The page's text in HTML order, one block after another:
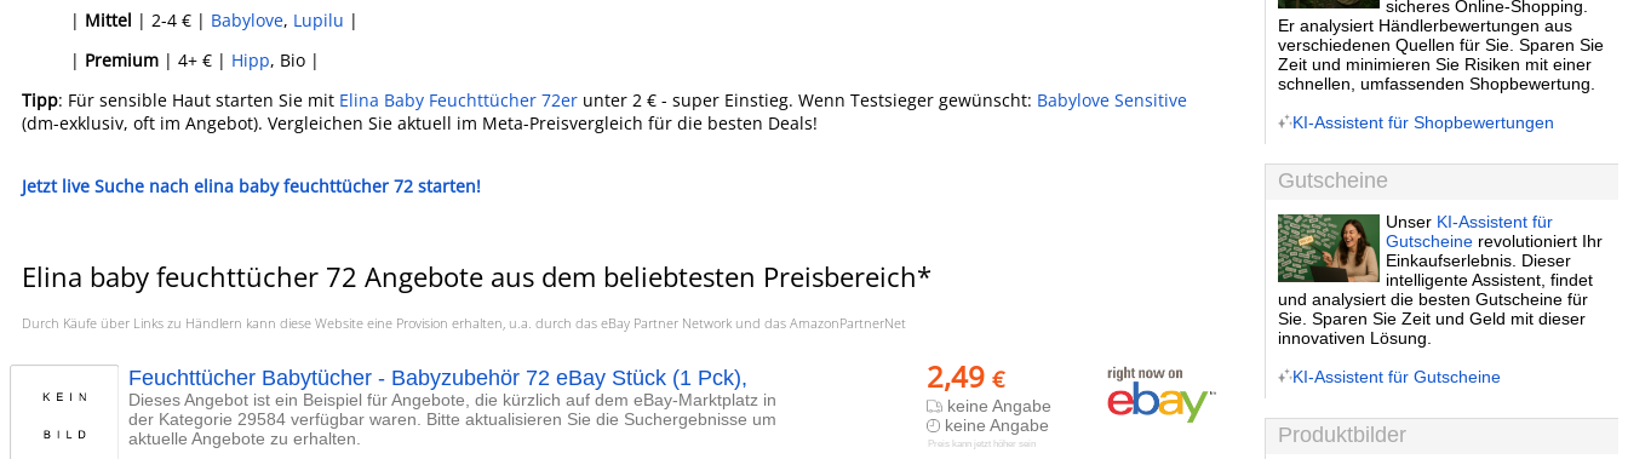
| Mittel | 2-4 € | Babylove, Lupilu |
| Premium | 4+ € | Hipp, Bio |
Tipp: Für sensible Haut starten Sie mit Elina Baby Feuchttücher 72er unter 2 € - super Einstieg. Wenn Testsieger gewünscht: Babylove Sensitive
(dm-exklusiv, oft im Angebot). Vergleichen Sie aktuell im Meta-Preisvergleich für die besten Deals!
Jetzt live Suche nach elina baby feuchttücher 72 starten!
Elina baby feuchttücher 72 Angebote aus dem beliebtesten Preisbereich*
Durch Käufe über Links zu Händlern kann diese Website eine Provision erhalten, u.a. durch das eBay Partner Network und das AmazonPartnerNet
2,49 €
keine Angabe
keine Angabe
Preis kann jetzt höher sein
Feuchttücher Babytücher - Babyzubehör 72 eBay Stück (1 Pck),
Dieses Angebot ist ein Beispiel für Angebote, die kürzlich auf dem eBay-Marktplatz in
der Kategorie 29584 verfügbar waren. Bitte aktualisieren Sie die Suchergebnisse um
aktuelle Angebote zu erhalten.
sicheres Online-Shopping.
Er analysiert Händlerbewertungen aus
verschiedenen Quellen für Sie. Sparen Sie
Zeit und minimieren Sie Risiken mit einer
schnellen, umfassenden Shopbewertung.
KI-Assistent für Shopbewertungen
Gutscheine
Unser KI-Assistent für
Gutscheine revolutioniert Ihr
Einkaufserlebnis. Dieser
intelligente Assistent, findet
und analysiert die besten Gutscheine für
Sie. Sparen Sie Zeit und Geld mit dieser
innovativen Lösung.
KI-Assistent für Gutscheine
Produktbilder